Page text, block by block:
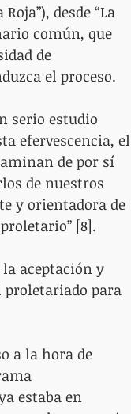
desde “La
común, que
de
el proceso.
serio estudio
efervescencia, el
de por sí
de nuestros
y orientadora de
[8].
aceptación y
para
a la hora de
estaba en